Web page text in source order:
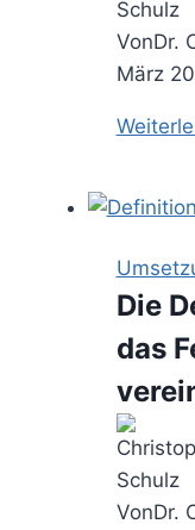
VonDr.
März
Die
das
VonDr.